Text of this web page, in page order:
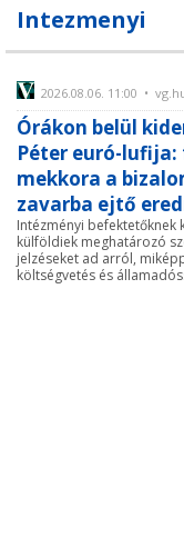
Intezmenyi
2026.08.06. 11:00 •
Órákon belül
Péter euró-
mekkora a
zavarba ejtő
Intézményi
külföldiek meghatározó
jelzéseket ad arról,
költségvetés és